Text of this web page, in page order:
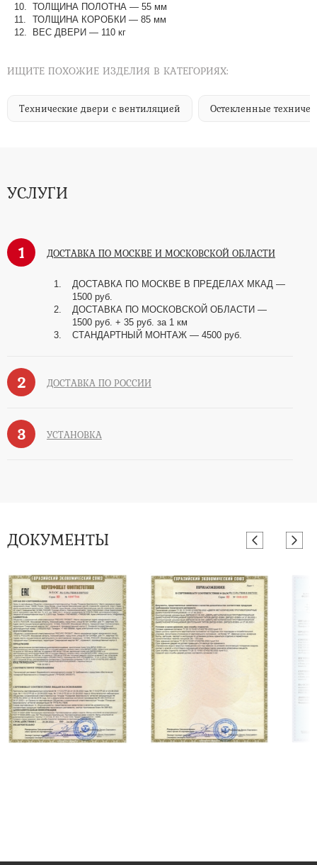
ТОЛЩИНА ПОЛОТНА — 55 мм
ТОЛЩИНА КОРОБКИ — 85 мм
ВЕС ДВЕРИ — 110 кг
ИЩИТЕ ПОХОЖИЕ ИЗДЕЛИЯ В КАТЕГОРИЯХ:
Технические двери с вентиляцией Остекленные
УСЛУГИ
1 ДОСТАВКА ПО МОСКВЕ И МОСКОВСКОЙ ОБЛАСТИ
ДОСТАВКА ПО МОСКВЕ В ПРЕДЕЛАХ МКАД —
1500 руб.
ДОСТАВКА ПО МОСКОВСКОЙ ОБЛАСТИ —
1500 руб. + 35 руб. за 1 км
СТАНДАРТНЫЙ МОНТАЖ — 4500 руб.
2 ДОСТАВКА ПО РОССИИ
3 УСТАНОВКА
ДОКУМЕНТЫ